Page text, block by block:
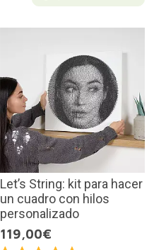
Let’s String: kit para hacer
un cuadro con hilos
personalizado
119,00€